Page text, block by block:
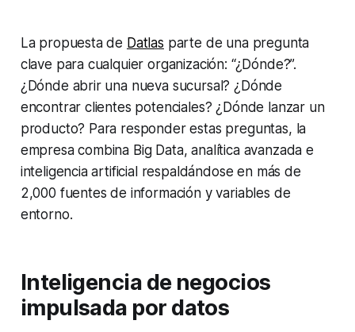
La propuesta de Datlas parte de una pregunta
clave para cualquier organización: “¿Dónde?”.
¿Dónde abrir una nueva sucursal? ¿Dónde
encontrar clientes potenciales? ¿Dónde lanzar un
producto? Para responder estas preguntas, la
empresa combina Big Data, analítica avanzada e
inteligencia artificial respaldándose en más de
2,000 fuentes de información y variables de
entorno.
Inteligencia de negocios
impulsada por datos